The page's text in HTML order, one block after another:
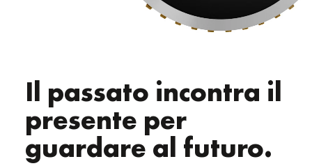
Il passato incontra il
presente per
guardare al futuro.